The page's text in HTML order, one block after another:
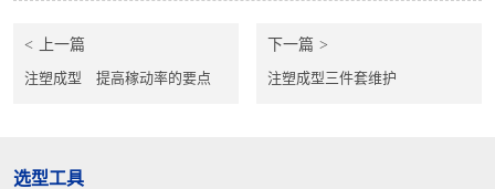
上一篇
注塑成型 提高稼动率的要点
下一篇
注塑成型三件套维护
选型工具